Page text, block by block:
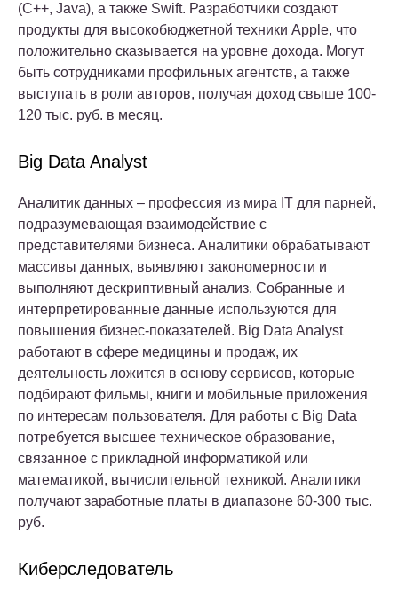
(C++, Java), а также Swift. Разработчики создают
продукты для высокобюджетной техники Apple, что
положительно сказывается на уровне дохода. Могут
быть сотрудниками профильных агентств, а также
выступать в роли авторов, получая доход свыше 100-
120 тыс. руб. в месяц.
Big Data Analyst
Аналитик данных – профессия из мира IT для парней,
подразумевающая взаимодействие с
представителями бизнеса. Аналитики обрабатывают
массивы данных, выявляют закономерности и
выполняют дескриптивный анализ. Собранные и
интерпретированные данные используются для
повышения бизнес-показателей. Big Data Analyst
работают в сфере медицины и продаж, их
деятельность ложится в основу сервисов, которые
подбирают фильмы, книги и мобильные приложения
по интересам пользователя. Для работы с Big Data
потребуется высшее техническое образование,
связанное с прикладной информатикой или
математикой, вычислительной техникой. Аналитики
получают заработные платы в диапазоне 60-300 тыс.
руб.
Киберследователь